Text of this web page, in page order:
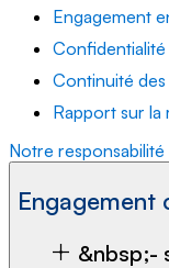
Engagement
Confidentialité
Continuité des
Rapport sur la
Notre
Engagement
&nbsp;-